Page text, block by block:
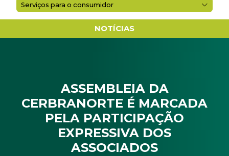
Serviços para o consumidor
NOTÍCIAS
ASSEMBLEIA DA
CERBRANORTE É MARCADA
PELA PARTICIPAÇÃO
EXPRESSIVA DOS
ASSOCIADOS